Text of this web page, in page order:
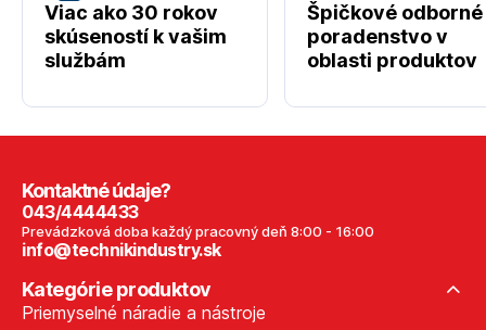
Viac ako 30 rokov
skúseností k vašim
službám
Špičkové odborné
poradenstvo v
oblasti produktov
Kontaktné údaje?
043/4444433
Prevádzková doba každý pracovný deň 8:00 - 16:00
info@technikindustry.sk
Kategórie produktov
Priemyselné náradie a nástroje